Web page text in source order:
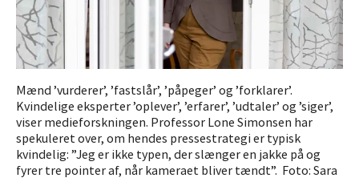
Mænd ’vurderer’, ’fastslår’, ’påpeger’ og ’forklarer’.
Kvindelige eksperter ’oplever’, ’erfarer’, ’udtaler’ og ’siger’,
viser medieforskningen. Professor Lone Simonsen har
spekuleret over, om hendes pressestrategi er typisk
kvindelig: ”Jeg er ikke typen, der slænger en jakke på og
fyrer tre pointer af, når kameraet bliver tændt”. Foto: Sara